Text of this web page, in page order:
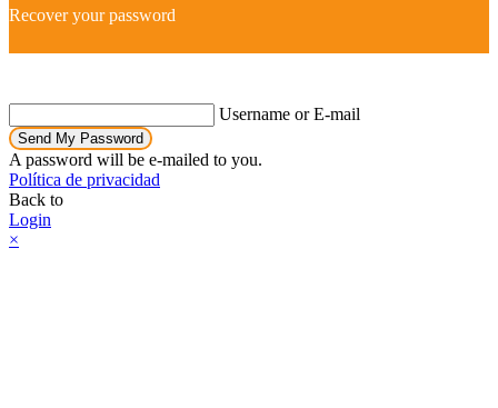
Recover your password
Username or E-mail
Send My Password
A password will be e-mailed to you.
Política de privacidad
Back to
Login
×